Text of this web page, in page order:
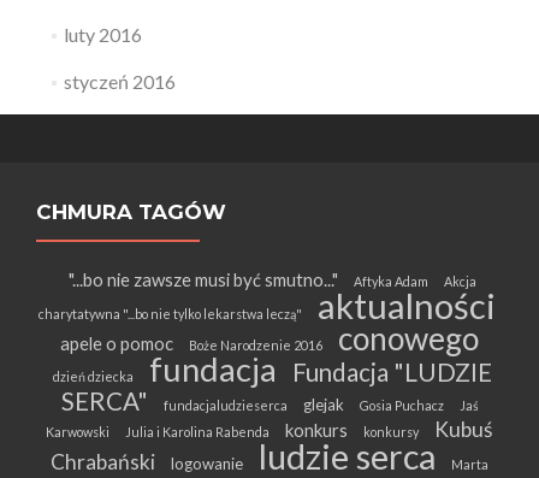
luty 2016
styczeń 2016
CHMURA TAGÓW
"...bo nie zawsze musi być smutno..." Aftyka Adam Akcja
charytatywna "...bo nie tylko lekarstwa leczą" aktualności
apele o pomoc Boże Narodzenie 2016 conowego
dzień dziecka fundacja
Fundacja "LUDZIE
SERCA"
fundacjaludzieserca glejak Gosia Puchacz
Jaś
Karwowski
Julia i Karolina Rabenda konkurs konkursy
Kubuś
Chrabański
logowanie ludzie serca
Marta